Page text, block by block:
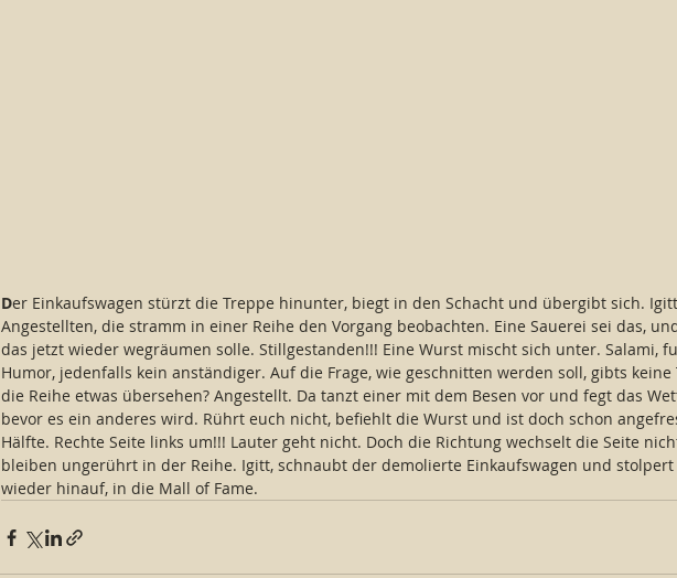
Der Einkaufswagen stürzt die Treppe hinunter, biegt in den Schacht und übergibt sich.
Angestellten, die stramm in einer Reihe den Vorgang beobachten. Eine Sauerei sei das,
das jetzt wieder wegräumen solle. Stillgestanden!!! Eine Wurst mischt sich unter. Salami,
Humor, jedenfalls kein anständiger. Auf die Frage, wie geschnitten werden soll, gibts
die Reihe etwas übersehen? Angestellt. Da tanzt einer mit dem Besen vor und fegt das
bevor es ein anderes wird. Rührt euch nicht, befiehlt die Wurst und ist doch schon
Hälfte. Rechte Seite links um!!! Lauter geht nicht. Doch die Richtung wechselt die Seite
bleiben ungerührt in der Reihe. Igitt, schnaubt der demolierte Einkaufswagen und
wieder hinauf, in die Mall of Fame.